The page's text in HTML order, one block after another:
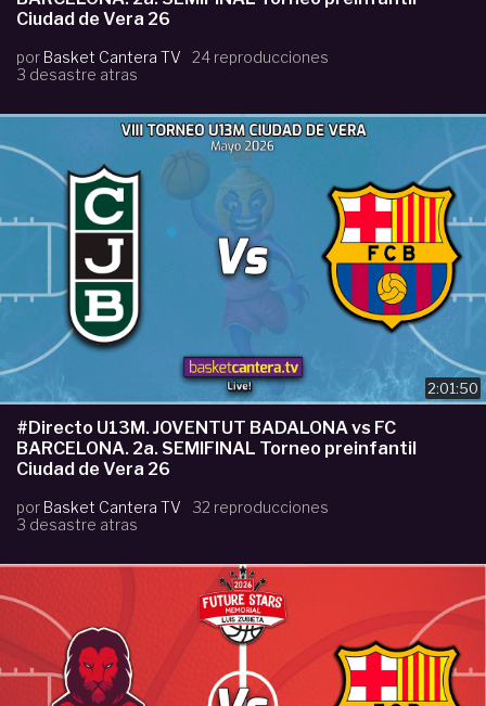
Ciudad de Vera 26
por Basket Cantera TV
24 reproducciones
3 desastre atras
2:01:50
#Directo U13M. JOVENTUT BADALONA vs FC
BARCELONA. 2a. SEMIFINAL Torneo preinfantil
Ciudad de Vera 26
por Basket Cantera TV
32 reproducciones
3 desastre atras